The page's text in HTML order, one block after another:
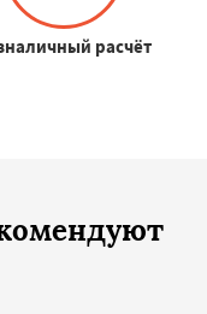
расчёт